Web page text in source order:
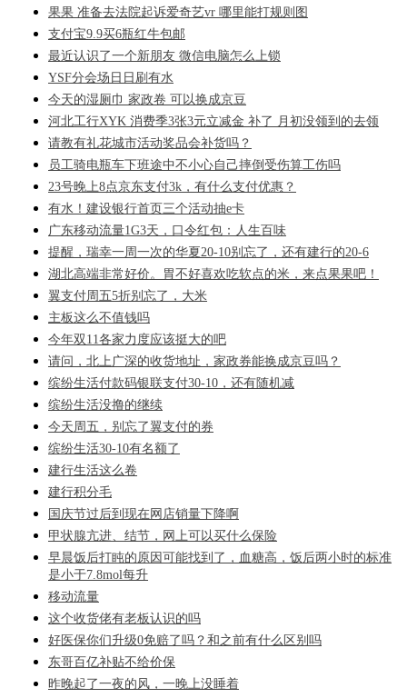
果果 准备去法院起诉爱奇艺vr 哪里能打规则图
支付宝9.9买6瓶红牛包邮
最近认识了一个新朋友 微信电脑怎么上锁
YSF分会场日日刷有水
今天的湿厕巾 家政卷 可以换成京豆
河北工行XYK 消费季3张3元立减金 补了 月初没领到的去领
请教有礼花城市活动奖品会补货吗？
员工骑电瓶车下班途中不小心自己摔倒受伤算工伤吗
23号晚上8点京东支付3k，有什么支付优惠？
有水！建设银行首页三个活动抽e卡
广东移动流量1G3天，口令红包：人生百味
提醒，瑞幸一周一次的华夏20-10别忘了，还有建行的20-6
湖北高端非常好价。胃不好喜欢吃软点的米，来点果果吧！
翼支付周五5折别忘了，大米
主板这么不值钱吗
今年双11各家力度应该挺大的吧
请问，北上广深的收货地址，家政券能换成京豆吗？
缤纷生活付款码银联支付30-10，还有随机减
缤纷生活没撸的继续
今天周五，别忘了翼支付的券
缤纷生活30-10有名额了
建行生活这么卷
建行积分毛
国庆节过后到现在网店销量下降啊
甲状腺亢进、结节，网上可以买什么保险
早晨饭后打盹的原因可能找到了，血糖高，饭后两小时的标准
是小于7.8mol每升
移动流量
这个收货佬有老板认识的吗
好医保你们升级0免赔了吗？和之前有什么区别吗
东哥百亿补贴不给价保
昨晚起了一夜的风，一晚上没睡着